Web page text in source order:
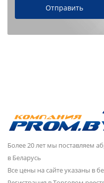
Более 20 лет мы поставляем
в Беларусь
Все цены на сайте указаны в